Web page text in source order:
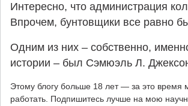
Интересно, что администрация
Впрочем, бунтовщики все равно
Одним из них – собственно,
истории – был Сэмюэль Л.
Этому блогу больше 18 лет — за это время
работать. Подпишитесь лучше на мою